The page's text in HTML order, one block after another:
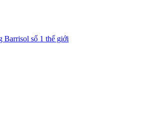
Barrisol số 1 thế giới